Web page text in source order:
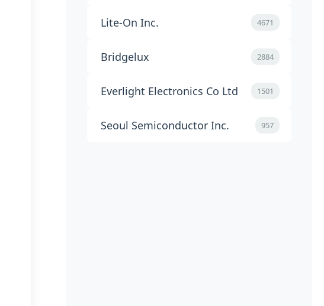
Lite-On Inc. 4671
Bridgelux 2884
Everlight Electronics Co Ltd 1501
Seoul Semiconductor Inc. 957